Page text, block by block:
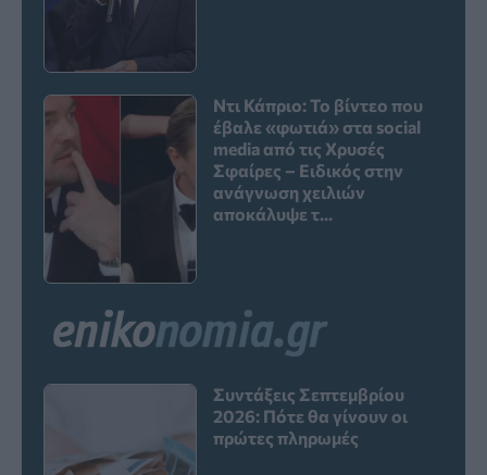
Ντι Κάπριο: Το βίντεο που
έβαλε «φωτιά» στα social
media από τις Χρυσές
Σφαίρες – Ειδικός στην
ανάγνωση χειλιών
αποκάλυψε τ...
Συντάξεις Σεπτεμβρίου
2026: Πότε θα γίνουν οι
πρώτες πληρωμές